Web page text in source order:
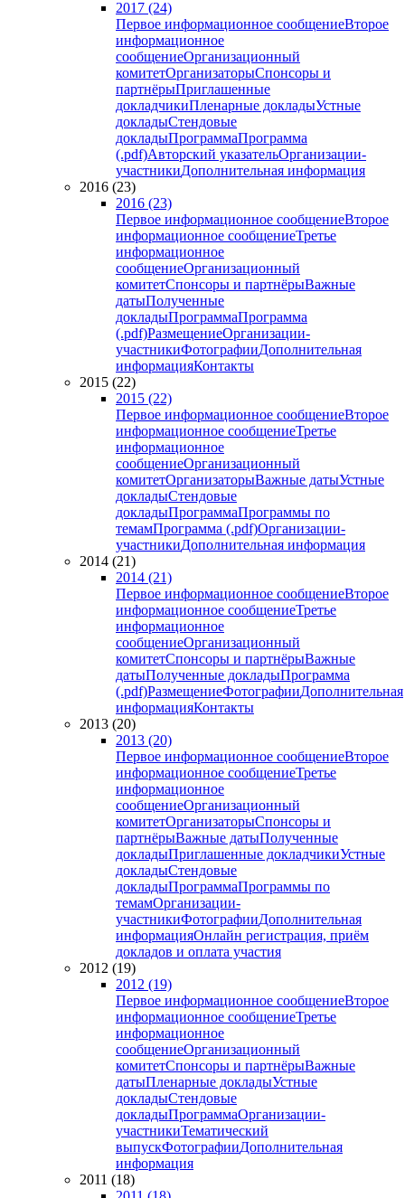
2017 (24)
Первое информационное сообщениеВторое
информационное
сообщениеОрганизационный
комитетОрганизаторыСпонсоры и
партнёрыПриглашенные
докладчикиПленарные докладыУстные
докладыСтендовые
докладыПрограммаПрограмма
(.pdf)Авторский указательОрганизации-
участникиДополнительная информация
2016 (23)
2016 (23)
Первое информационное сообщениеВторое
информационное сообщениеТретье
информационное
сообщениеОрганизационный
комитетСпонсоры и партнёрыВажные
датыПолученные
докладыПрограммаПрограмма
(.pdf)РазмещениеОрганизации-
участникиФотографииДополнительная
информацияКонтакты
2015 (22)
2015 (22)
Первое информационное сообщениеВторое
информационное сообщениеТретье
информационное
сообщениеОрганизационный
комитетОрганизаторыВажные датыУстные
докладыСтендовые
докладыПрограммаПрограммы по
темамПрограмма (.pdf)Организации-
участникиДополнительная информация
2014 (21)
2014 (21)
Первое информационное сообщениеВторое
информационное сообщениеТретье
информационное
сообщениеОрганизационный
комитетСпонсоры и партнёрыВажные
датыПолученные докладыПрограмма
(.pdf)РазмещениеФотографииДополнительная
информацияКонтакты
2013 (20)
2013 (20)
Первое информационное сообщениеВторое
информационное сообщениеТретье
информационное
сообщениеОрганизационный
комитетОрганизаторыСпонсоры и
партнёрыВажные датыПолученные
докладыПриглашенные докладчикиУстные
докладыСтендовые
докладыПрограммаПрограммы по
темамОрганизации-
участникиФотографииДополнительная
информацияОнлайн регистрация, приём
докладов и оплата участия
2012 (19)
2012 (19)
Первое информационное сообщениеВторое
информационное сообщениеТретье
информационное
сообщениеОрганизационный
комитетСпонсоры и партнёрыВажные
датыПленарные докладыУстные
докладыСтендовые
докладыПрограммаОрганизации-
участникиТематический
выпускФотографииДополнительная
информация
2011 (18)